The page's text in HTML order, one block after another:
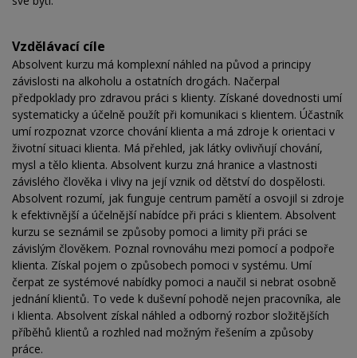
Vzdělávací cíle
Absolvent kurzu má komplexní náhled na původ a principy
závislosti na alkoholu a ostatních drogách. Načerpal
předpoklady pro zdravou práci s klienty. Získané dovednosti umí
systematicky a účelně použít při komunikaci s klientem. Účastník
umí rozpoznat vzorce chování klienta a má zdroje k orientaci v
životní situaci klienta. Má přehled, jak látky ovlivňují chování,
mysl a tělo klienta. Absolvent kurzu zná hranice a vlastnosti
závislého člověka i vlivy na její vznik od dětství do dospělosti.
Absolvent rozumí, jak funguje centrum pamětí a osvojil si zdroje
k efektivnější a účelnější nabídce při práci s klientem. Absolvent
kurzu se seznámil se způsoby pomoci a limity při práci se
závislým člověkem. Poznal rovnováhu mezi pomocí a podpoře
klienta. Získal pojem o způsobech pomoci v systému. Umí
čerpat ze systémové nabídky pomoci a naučil si nebrat osobně
jednání klientů. To vede k duševní pohodě nejen pracovníka, ale
i klienta. Absolvent získal náhled a odborný rozbor složitějších
příběhů klientů a rozhled nad možným řešením a způsoby
práce.